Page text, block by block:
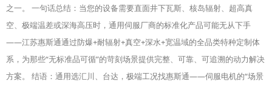
之一。 一句话总结：当您的设备需要直面井下瓦斯、核岛辐射、超高真
空、极端温差或深海高压时，通用伺服厂商的标准化产品可能无从下手
——江苏惠斯通通过防爆+耐辐射+真空+深水+宽温域的全品类特种定制体
系，为那些“无标准品可循”的苛刻场景提供完整、可靠、可追溯的动力解决
方案。 结语：通用选汇川、台达，极端工况找惠斯通——伺服电机的“场景